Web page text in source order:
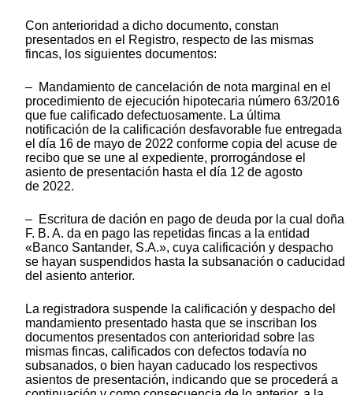
Con anterioridad a dicho documento, constan
presentados en el Registro, respecto de las mismas
fincas, los siguientes documentos:
– Mandamiento de cancelación de nota marginal en el
procedimiento de ejecución hipotecaria número 63/2016
que fue calificado defectuosamente. La última
notificación de la calificación desfavorable fue entregada
el día 16 de mayo de 2022 conforme copia del acuse de
recibo que se une al expediente, prorrogándose el
asiento de presentación hasta el día 12 de agosto
de 2022.
– Escritura de dación en pago de deuda por la cual doña
F. B. A. da en pago las repetidas fincas a la entidad
«Banco Santander, S.A.», cuya calificación y despacho
se hayan suspendidos hasta la subsanación o caducidad
del asiento anterior.
La registradora suspende la calificación y despacho del
mandamiento presentado hasta que se inscriban los
documentos presentados con anterioridad sobre las
mismas fincas, calificados con defectos todavía no
subsanados, o bien hayan caducado los respectivos
asientos de presentación, indicando que se procederá a